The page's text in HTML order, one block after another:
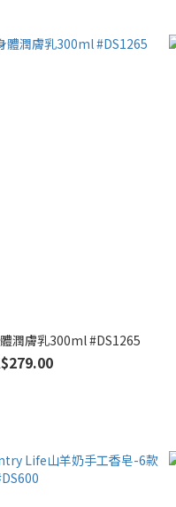
潤膚乳300ml #DS1265